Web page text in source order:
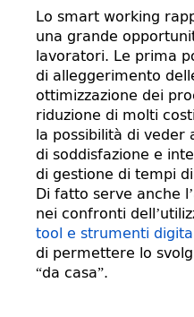
Lo smart working
una grande
lavoratori. Le prima
di alleggerimento
ottimizzazione dei
riduzione di molti
la possibilità di veder
di soddisfazione e
di gestione di tempi
Di fatto serve anche
nei confronti
tool e strumenti
di permettere lo
“da casa”.